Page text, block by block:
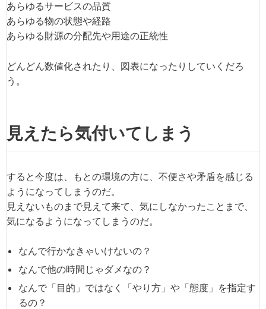
あらゆるサービスの品質
あらゆる物の状態や経路
あらゆる財源の分配先や用途の正統性
どんどん数値化されたり、図表になったりしていくだろ
う。
見えたら気付いてしまう
すると今度は、もとの環境の方に、不便さや矛盾を感じる
ようになってしまうのだ。
見えないものまで見えて来て、気にしなかったことまで、
気になるようになってしまうのだ。
なんで行かなきゃいけないの？
なんで他の時間じゃダメなの？
なんで「目的」ではなく「やり方」や「態度」を指定す
るの？